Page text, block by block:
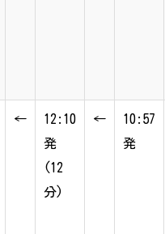
←
12:10
発
(12
分)
←
10:57
発